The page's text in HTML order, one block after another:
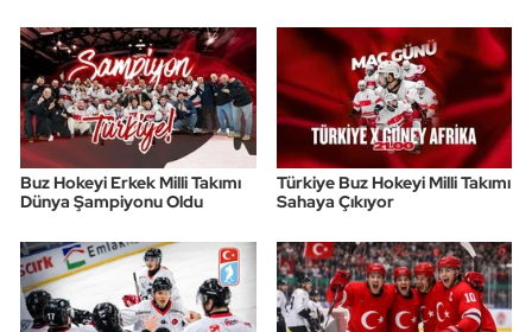
Buz Hokeyi Erkek Milli Takımı
Dünya Şampiyonu Oldu
Türkiye Buz Hokeyi Milli Takımı
Sahaya Çıkıyor